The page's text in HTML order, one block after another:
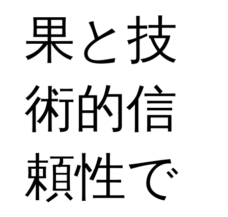
果と技
術的信
頼性で